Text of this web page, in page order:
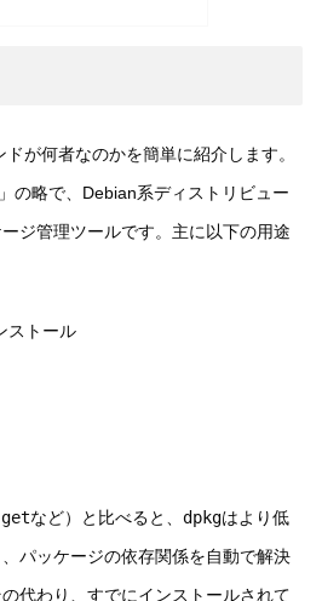
ドが何者なのかを簡単に紹介します。
の略で、Debian系ディストリビュー
ジ管理ツールです。主に以下の用途
ストール
など）と比べると、 dpkgはより低
パッケージの依存関係を自動で解決
代わり、すでにインストールされて